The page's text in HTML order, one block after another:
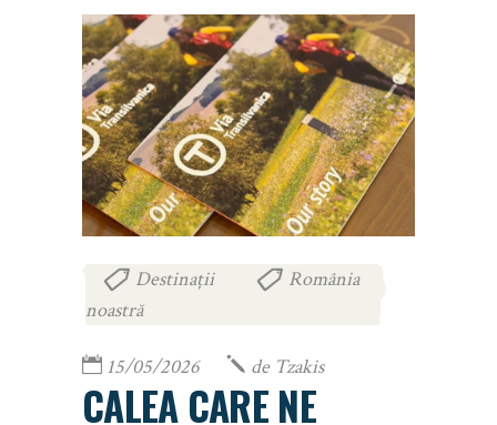
Destinații
România
noastră
15/05/2026 de Tzakis
CALEA CARE NE